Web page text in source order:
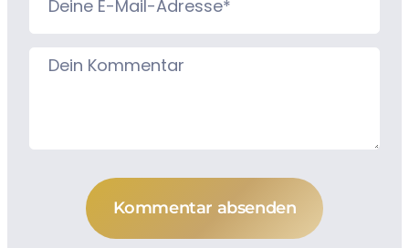
Kommentar absenden